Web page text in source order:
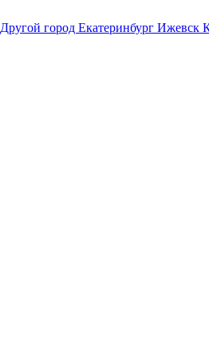
Другой город Екатеринбург Ижевск